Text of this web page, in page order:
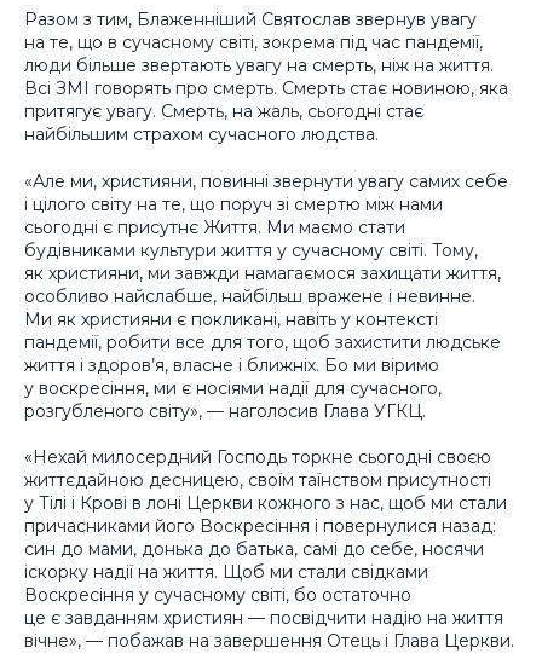
Разом з тим, Блаженніший Святослав звернув увагу
на те, що в сучасному світі, зокрема під час пандемії,
люди більше звертають увагу на смерть, ніж на життя.
Всі ЗМІ говорять про смерть. Смерть стає новиною, яка
притягує увагу. Смерть, на жаль, сьогодні стає
найбільшим страхом сучасного людства.
«Але ми, християни, повинні звернути увагу самих себе
і цілого світу на те, що поруч зі смертю між нами
сьогодні є присутнє Життя. Ми маємо стати
будівниками культури життя у сучасному світі. Тому,
як християни, ми завжди намагаємося захищати життя,
особливо найслабше, найбільш вражене і невинне.
Ми як християни є покликані, навіть у контексті
пандемії, робити все для того, щоб захистити людське
життя і здоров’я, власне і ближніх. Бо ми віримо
у воскресіння, ми є носіями надії для сучасного,
розгубленого світу», — наголосив Глава УГКЦ.
«Нехай милосердний Господь торкне сьогодні своєю
життєдайною десницею, своїм таїнством присутності
у Тілі і Крові в лоні Церкви кожного з нас, щоб ми стали
причасниками його Воскресіння і повернулися назад:
син до мами, донька до батька, самі до себе, носячи
іскорку надії на життя. Щоб ми стали свідками
Воскресіння у сучасному світі, бо остаточно
це є завданням християн — посвідчити надію на життя
вічне», — побажав на завершення Отець і Глава Церкви.